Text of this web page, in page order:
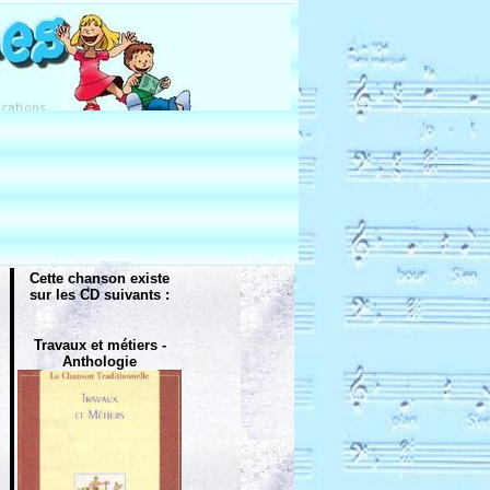
Cette chanson existe
sur les CD suivants :
Travaux et métiers -
Anthologie